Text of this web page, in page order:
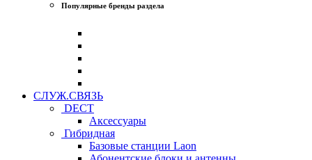
Популярные бренды раздела
СЛУЖ.СВЯЗЬ
DECT
Аксессуары
Гибридная
Базовые станции Laon